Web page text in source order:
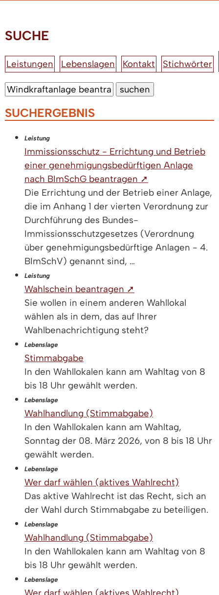
SUCHE
Leistungen Lebenslagen Kontakt Stichwörter
SUCHERGEBNIS
Leistung
Immissionsschutz - Errichtung und Betrieb
einer genehmigungsbedürftigen Anlage
nach BImSchG beantragen ➚
Die Errichtung und der Betrieb einer Anlage,
die im Anhang 1 der vierten Verordnung zur
Durchführung des Bundes-
Immissionsschutzgesetzes (Verordnung
über genehmigungsbedürftige Anlagen - 4.
BImSchV) genannt sind, …
Leistung
Wahlschein beantragen ➚
Sie wollen in einem anderen Wahllokal
wählen als in dem, das auf Ihrer
Wahlbenachrichtigung steht?
Lebenslage
Stimmabgabe
In den Wahllokalen kann am Wahltag von 8
bis 18 Uhr gewählt werden.
Lebenslage
Wahlhandlung (Stimmabgabe)
In den Wahllokalen kann am Wahltag,
Sonntag der 08. März 2026, von 8 bis 18 Uhr
gewählt werden.
Lebenslage
Wer darf wählen (aktives Wahlrecht)
Das aktive Wahlrecht ist das Recht, sich an
der Wahl durch Stimmabgabe zu beteiligen.
Lebenslage
Wahlhandlung (Stimmabgabe)
In den Wahllokalen kann am Wahltag von 8
bis 18 Uhr gewählt werden.
Lebenslage